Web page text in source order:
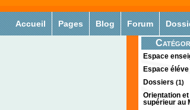
Accueil Pages Blog Forum
Espace
Espace éléve
Dossiers (1)
Orientation
supérieur au